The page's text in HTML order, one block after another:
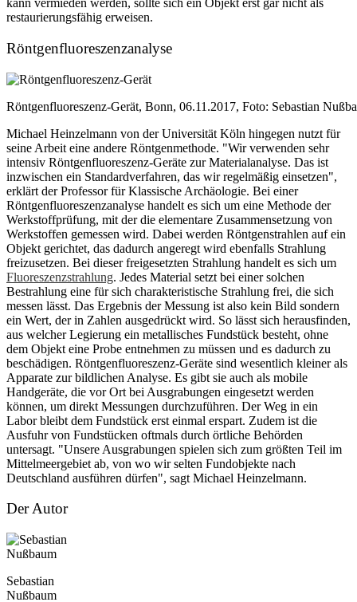
kann vermieden werden, sollte sich ein Objekt erst gar nicht als
restaurierungsfähig erweisen.
Röntgenfluoreszenzanalyse
Röntgenfluoreszenz-Gerät, Bonn, 06.11.2017, Foto: Sebastian
Michael Heinzelmann von der Universität Köln hingegen nutzt für
seine Arbeit eine andere Röntgenmethode. "Wir verwenden sehr
intensiv Röntgenfluoreszenz-Geräte zur Materialanalyse. Das ist
inzwischen ein Standardverfahren, das wir regelmäßig einsetzen",
erklärt der Professor für Klassische Archäologie. Bei einer
Röntgenfluoreszenzanalyse handelt es sich um eine Methode der
Werkstoffprüfung, mit der die elementare Zusammensetzung von
Werkstoffen gemessen wird. Dabei werden Röntgenstrahlen auf ein
Objekt gerichtet, das dadurch angeregt wird ebenfalls Strahlung
freizusetzen. Bei dieser freigesetzten Strahlung handelt es sich um
Fluoreszenzstrahlung. Jedes Material setzt bei einer solchen
Bestrahlung eine für sich charakteristische Strahlung frei, die sich
messen lässt. Das Ergebnis der Messung ist also kein Bild sondern
ein Wert, der in Zahlen ausgedrückt wird. So lässt sich herausfinden,
aus welcher Legierung ein metallisches Fundstück besteht, ohne
dem Objekt eine Probe entnehmen zu müssen und es dadurch zu
beschädigen. Röntgenfluoreszenz-Geräte sind wesentlich kleiner als
Apparate zur bildlichen Analyse. Es gibt sie auch als mobile
Handgeräte, die vor Ort bei Ausgrabungen eingesetzt werden
können, um direkt Messungen durchzuführen. Der Weg in ein
Labor bleibt dem Fundstück erst einmal erspart. Zudem ist die
Ausfuhr von Fundstücken oftmals durch örtliche Behörden
untersagt. "Unsere Ausgrabungen spielen sich zum größten Teil im
Mittelmeergebiet ab, von wo wir selten Fundobjekte nach
Deutschland ausführen dürfen", sagt Michael Heinzelmann.
Der Autor
Sebastian
Nußbaum